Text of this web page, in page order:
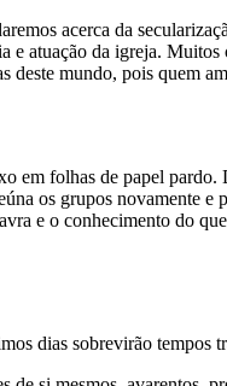
acerca da
e atuação da igreja.
deste mundo, pois quem
em folhas de papel
os grupos novamente
e o conhecimento do
dias sobrevirão tempos